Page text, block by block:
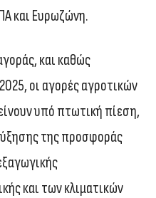
και Ευρωζώνη.
και καθώς
οι αγορές αγροτικών
υπό πτωτική πίεση,
της προσφοράς
και των κλιματικών